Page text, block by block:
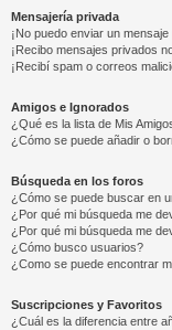
Mensajería privada
¡No puedo enviar un mensaje
¡Recibo mensajes privados
¡Recibí spam o correos
Amigos e Ignorados
¿Qué es la lista de Mis
¿Cómo se puede añadir o
Búsqueda en los foros
¿Cómo se puede buscar en
¿Por qué mi búsqueda me
¿Por qué mi búsqueda me
¿Cómo busco usuarios?
¿Como se puede encontrar
Suscripciones y Favoritos
¿Cuál es la diferencia entre